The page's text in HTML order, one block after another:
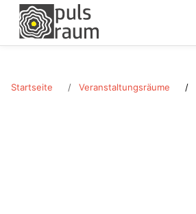
Startseite Veranstaltungsräume